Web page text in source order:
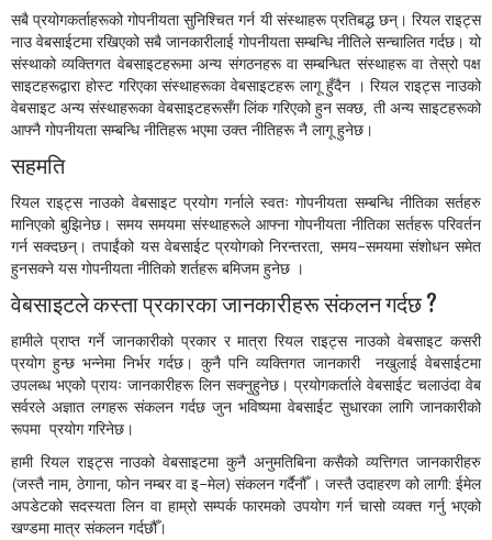
सबै प्रयोगकर्ताहरूको गोपनीयता सुनिश्चित गर्न यी संस्थाहरू प्रतिबद्ध छन्। रियल राइट्स
नाउ वेबसाईटमा रखिएको सबै जानकारीलाई गोपनीयता सम्बन्धि नीतिले सन्चालित गर्दछ। यो
संस्थाको व्यक्तिगत वेबसाइटहरूमा अन्य संगठनहरू वा सम्बन्धित संस्थाहरू वा तेस्रो पक्ष
साइटहरूद्वारा होस्ट गरिएका संस्थाहरूका वेबसाइटहरू लागू हुँदैन । रियल राइट्स नाउको
वेबसाइट अन्य संस्थाहरूका वेबसाइटहरूसँग लिंक गरिएको हुन सक्छ, ती अन्य साइटहरूको
आफ्नै गोपनीयता सम्बन्धि नीतिहरू भएमा उक्त नीतिहरू नै लागू हुनेछ।
सहमति
रियल राइट्स नाउको वेबसाइट प्रयोग गर्नाले स्वतः गोपनीयता सम्बन्धि नीतिका सर्तहरु
मानिएको बुझिनेछ। समय समयमा संस्थाहरूले आफ्ना गोपनीयता नीतिका सर्तहरू परिवर्तन
गर्न सक्दछन्। तपाईंको यस वेबसाईट प्रयोगको निरन्तरता, समय-समयमा संशोधन समेत
हुनसक्ने यस गोपनीयता नीतिको शर्तहरू बमिजम हुनेछ ।
वेबसाइटले कस्ता प्रकारका जानकारीहरू संकलन गर्दछ ?
हामीले प्राप्त गर्ने जानकारीको प्रकार र मात्रा रियल राइट्स नाउको वेबसाइट कसरी
प्रयोग हुन्छ भन्नेमा निर्भर गर्दछ। कुनै पनि व्यक्तिगत जानकारी नखुलाई वेबसाईटमा
उपलब्ध भएको प्रायः जानकारीहरू लिन सक्नुहुनेछ। प्रयोगकर्ताले वेबसाईट चलाउंदा वेब
सर्वरले अज्ञात लगहरू संकलन गर्दछ जुन भविष्यमा वेबसाईट सुधारका लागि जानकारीको
रूपमा प्रयोग गरिनेछ।
हामी रियल राइट्स नाउको वेबसाइटमा कुनै अनुमतिबिना कसैको व्यत्तिगत जानकारीहरु
(जस्तै नाम, ठेगाना, फोन नम्बर वा इ-मेल) संकलन गर्दैनौँ । जस्तै उदाहरण को लागी: ईमेल
अपडेटको सदस्यता लिन वा हाम्रो सम्पर्क फारमको उपयोग गर्न चासो व्यक्त गर्नु भएको
खण्डमा मात्र संकलन गर्दछौँ।